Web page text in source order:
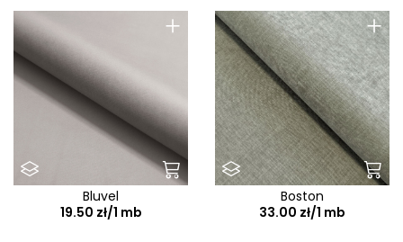
+
Bluvel
19.50 zł/1 mb
+
Boston
33.00 zł/1 mb